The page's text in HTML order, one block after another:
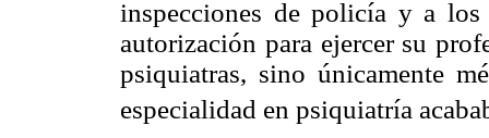
inspecciones de policía y a
autorización para ejercer su
psiquiatras, sino únicamente
especialidad en psiquiatría